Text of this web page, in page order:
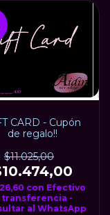
CARD - Cupón
de regalo!!
$11.025,00
con Efectivo
transferencia -
al WhatsApp